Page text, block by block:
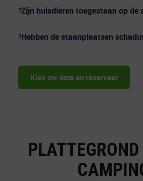
Zijn huisdieren toegestaan op de
Hebben de staanplaatsen
Kies uw data en reserveer